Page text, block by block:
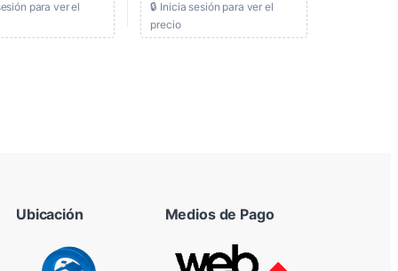
para ver el
🔒 Inicia sesión para ver el
precio
Ubicación Medios de Pago